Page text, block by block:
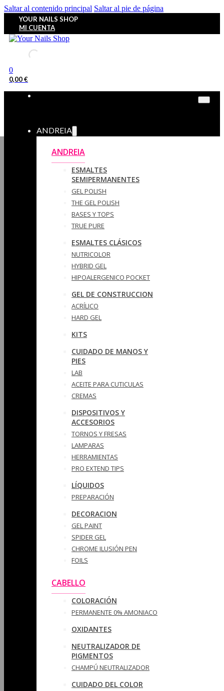
Saltar al contenido principal Saltar al pie de página
YOUR NAILS SHOP
MI CUENTA
0
0,00€
ANDREIA
ANDREIA
ESMALTES
SEMIPERMANENTES
GEL POLISH
THE GEL POLISH
BASES Y‎ TOPS
TRUE PURE
ESMALTES CLÁSICOS
NUTRICOLOR
HYBRID GEL
HIPOALERGENICO POCKET
GEL DE CONSTRUCCION
ACRÍLICO
HARD GEL
KITS
CUIDADO DE MANOS Y
PIES
LAB
ACEITE PARA CUTICULAS
CREMAS
DISPOSITIVOS Y
ACCESORIOS
TORNOS Y FRESAS
LAMPARAS
HERRAMIENTAS
PRO EXTEND TIPS
LÍQUIDOS
PREPARACIÓN
DECORACION
GEL PAINT
SPIDER GEL
CHROME ILUSIÓN PEN
FOILS
CABELLO
COLORACIÓN
PERMANENTE 0% AMONIACO
OXIDANTES
NEUTRALIZADOR DE
PIGMENTOS
CHAMPÚ NEUTRALIZADOR
CUIDADO DEL COLOR